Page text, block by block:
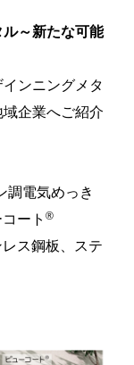
～新たな可能
ンニングメタ
企業へご紹介
調電気めっき
ート ®
レス鋼板、ステ